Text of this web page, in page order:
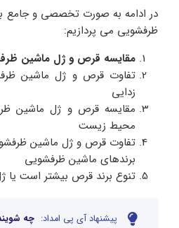
در ادامه به صورت تخصصی و جامع
ظرفشویی می پردازیم:
مقایسه قرص و ژل ماشین
تفاوت قرص و ژل ماشین
زدایی
مقایسه قرص و ژل ماشین
محیط زیست
تفاوت قرص و ژل ماشین
برندهای ماشین ظرفشویی
تنوع برند قرص بیشتر است یا
پیشنهاد آی پی امداد: چه